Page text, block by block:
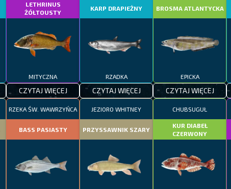
LETHRINUS
ŻÓŁTOUSTY
MITYCZNA
CZYTAJ WIĘCEJ
KARP DRAPIEŻNY
RZADKA
CZYTAJ WIĘCEJ
BROSMA ATLANTYCKA
EPICKA
CZYTAJ WIĘCEJ
RZEKA ŚW. WAWRZYŃCA
BASS PASIASTY
JEZIORO WHITNEY
PRZYSSAWNIK SZARY
CHUBSUGUŁ
KUR DIABEŁ
CZERWONY